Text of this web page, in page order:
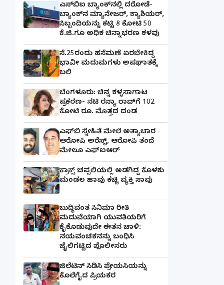
ಎಸ್‌ಬಿಐ ಬ್ಯಾಂಕ್‌ನಲ್ಲಿ‌ ದರೋಡೆ-
ಬ್ಯಾಂಕ್​ನ ಮ್ಯಾನೇಜರ್‌, ಕ್ಯಾಶಿಯರ್‌,
ಸಿಬ್ಬಂದಿಯನ್ನು ಕಟ್ಟಿ 8 ಕೋಟಿ 50
ಕೆ.ಜಿ.ಗೂ ಅಧಿಕ ಚಿನ್ನಾಭರಣ ಕಳವು
ಸೆ.25ರಂದು ಹಸೆಮಣೆ ಏರಬೇಕಿದ್ದ
ಭಾವೀ ಮದುಮಗಳು ಅಪಘಾತಕ್ಕೆ
ಬಲಿ
ಬೆಂಗಳೂರು: ಚಿನ್ನ ಕಳ್ಳಸಾಗಾಟ
ಪ್ರಕರಣ- ನಟಿ ರನ್ಯಾ ರಾವ್‌ಗೆ 102
ಕೋಟಿ ರೂ. ಮೊತ್ತದ ದಂಡ
ಎಫ್‌ಬಿ ಸ್ನೇಹಿತೆ ಮೇಲೆ ಅತ್ಯಾಚಾರ -
ಆರೋಪಿ ಅರೆಸ್ಟ್, ಆರೋಪಿ ತಂದೆ
ಮೇಲೂ ಎಫ್ಐಆರ್
ಕ್ರಾಕ್ಸ್ ಚಪ್ಪಲಿಯಲ್ಲಿ ಅಡಗಿದ್ದ ಕೊಳಕು
ಮಂಡಲ ಹಾವು ಕಚ್ಚಿ ವ್ಯಕ್ತಿ ಸಾವು
ಬುದ್ಧಿವಂತ ಸಿನಿಮಾ ರೀತಿ
ಮದುವೆಯಾಗಿ ಯುವತಿಯರಿಗೆ
ಕೈಕೊಡುವುದೇ ಈತನ ಚಾಳಿ:
ನಯವಂಚಕನನ್ನು ಬಂಧಿಸಿ
ಜೈಲಿಗಟ್ಟಿದ ಪೊಲೀಸರು
ಜಿಲೆಟಿನ್ ಸಿಡಿಸಿ ಪ್ರೇಯಸಿಯನ್ನು
ಕೊಲೆಗೈದ ಪ್ರಿಯಕರ